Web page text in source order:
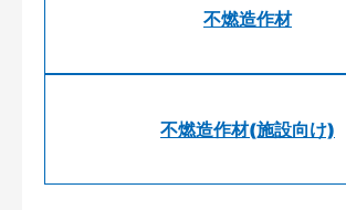
不燃造作材
不燃造作材(施設向け)